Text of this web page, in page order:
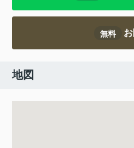
無料
地図